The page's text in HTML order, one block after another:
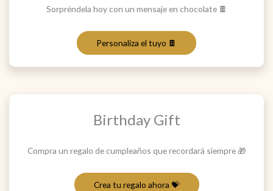
Sorpréndela hoy con un mensaje en chocolate 🍫
Personaliza el tuyo 🍫
Birthday Gift
Compra un regalo de cumpleaños que recordará siempre 🎁
Crea tu regalo ahora 💝